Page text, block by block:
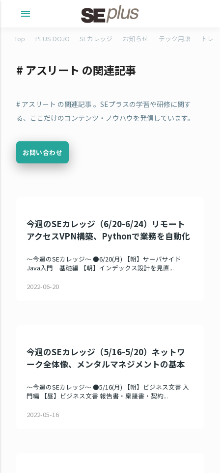
menu
Top PLUS DOJO SEカレッジ お知らせ テック用語 トレ
# アスリート の関連記事
# アスリート の関連記事 。SEプラスの学習や研修に関す
る、ここだけのコンテンツ・ノウハウを発信しています。
お問い合わせ
今週のSEカレッジ（6/20-6/24）リモート
アクセスVPN構築、Pythonで業務を自動化
～今週のSEカレッジ～ ●6/20(月) 【朝】サーバサイド
Java入門 基礎編 【朝】インデックス設計を見直...
2022-06-20
今週のSEカレッジ（5/16-5/20）ネットワ
ーク全体像、メンタルマネジメントの基本
～今週のSEカレッジ～ ●5/16(月) 【朝】ビジネス文書 入
門編 【昼】ビジネス文書 報告書・稟議書・契約...
2022-05-16